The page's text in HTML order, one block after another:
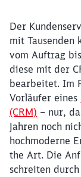
Der
mit Tausenden
vom Auftrag
diese mit der
bearbeitet. Im
Vorläufer eines
(CRM) – nur,
Jahren noch
hochmoderne
the Art. Die
schreiten